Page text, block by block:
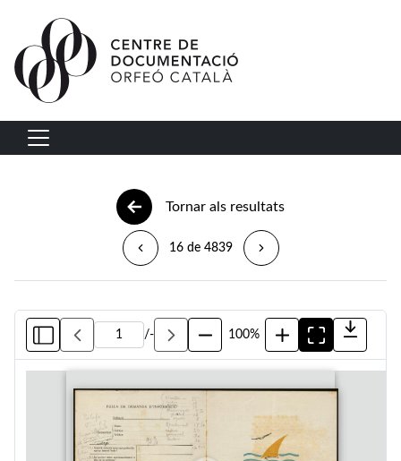
Vés al contingut
Navegació principal
Tornar als resultats
16 de 4839
/- 100%